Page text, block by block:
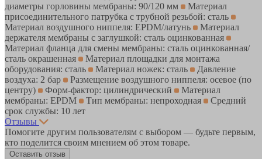
диаметры горловины мембраны: 90/120 мм
Материал
присоединительного патрубка с трубной резьбой: сталь
Материал воздушного ниппеля: EPDM/латунь
Материал
держателя мембраны с заглушкой: сталь оцинкованная
Материал фланца для смены мембраны: сталь оцинкованная/
сталь окрашенная
Материал площадки для монтажа
оборудования: сталь
Материал ножек: сталь
Давление
воздуха: 2 бар
Размещение воздушного ниппеля: осевое (по
центру)
Форм-фактор: цилиндрический
Материал
мембраны: EPDM
Тип мембраны: непроходная
Средний
срок службы: 10 лет
Отзывы
Помогите другим пользователям с выбором — будьте первым,
кто поделится своим мнением об этом товаре.
Оставить отзыв